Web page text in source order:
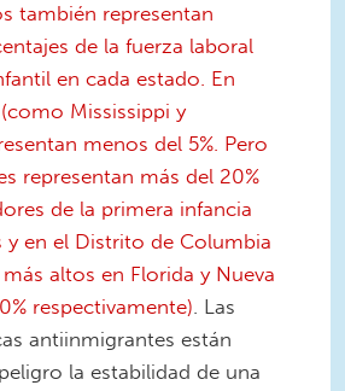
también representan
de la fuerza laboral
en cada estado. En
Mississippi y
menos del 5%. Pero
representan más del 20%
de la primera infancia
y en el Distrito de Columbia
altos en Florida y Nueva
respectivamente). Las
antiinmigrantes están
la estabilidad de una